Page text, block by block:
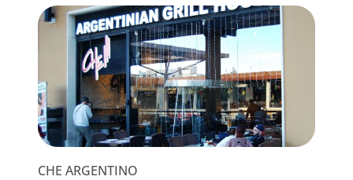
CHE ARGENTINO